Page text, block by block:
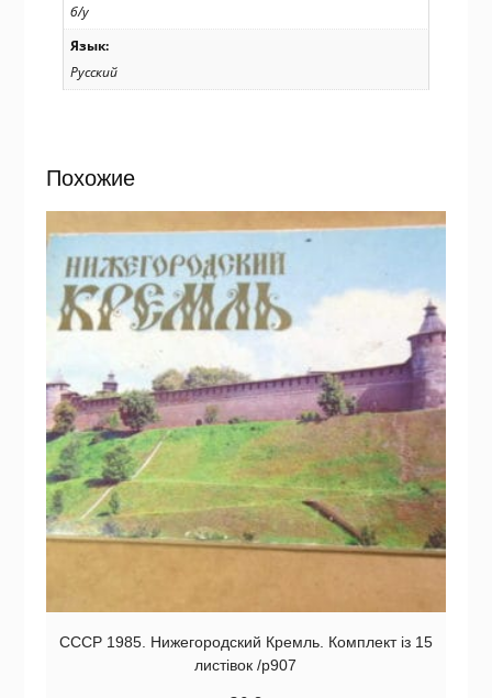
б/у
Язык:
Русский
Похожие
СССР 1985. Нижегородский Кремль. Комплект із 15
листівок /р907